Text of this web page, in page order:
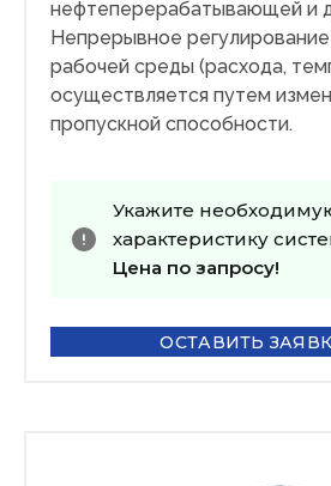
нефтеперерабатывающей и
Непрерывное
рабочей среды (расхода,
осуществляется путем
пропускной способности.
Укажите
характеристику
Цена по запросу!
ОСТАВИТЬ